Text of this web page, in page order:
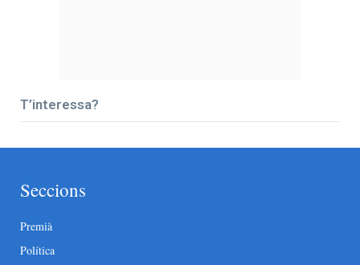
T’interessa?
Seccions
Premià
Política